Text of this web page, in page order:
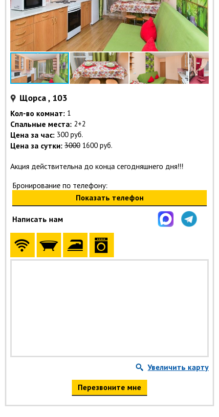
Щорса , 103
Кол-во комнат: 1
Спальные места: 2+2
Цена за час: 300 руб.
Цена за сутки: 3000 1600 руб.
Акция действительна до конца сегодняшнего дня!!!
Бронирование по телефону:
Показать телефон
Написать нам
Увеличить карту
Перезвоните мне